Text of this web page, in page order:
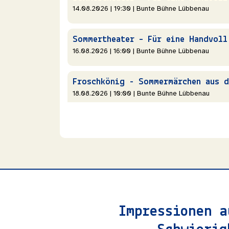
14.08.2026 | 19:30 | Bunte Bühne Lübbenau
16.08.2026 | 16:00 | Bunte Bühne Lübbenau
18.08.2026 | 10:00 | Bunte Bühne Lübbenau
22.08.2026 | 19:30 | Bunte Bühne Lübbenau
ACHTUNG! Zufahrt nur
möglich!
Impressionen